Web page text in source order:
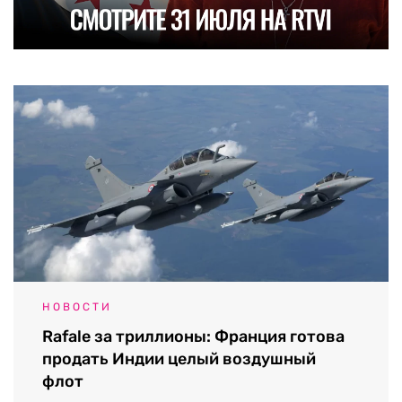
НОВОСТИ
Rafale за триллионы: Франция готова
продать Индии целый воздушный
флот